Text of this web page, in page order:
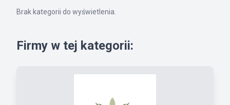
Brak kategorii do wyświetlenia.
Firmy w tej kategorii: